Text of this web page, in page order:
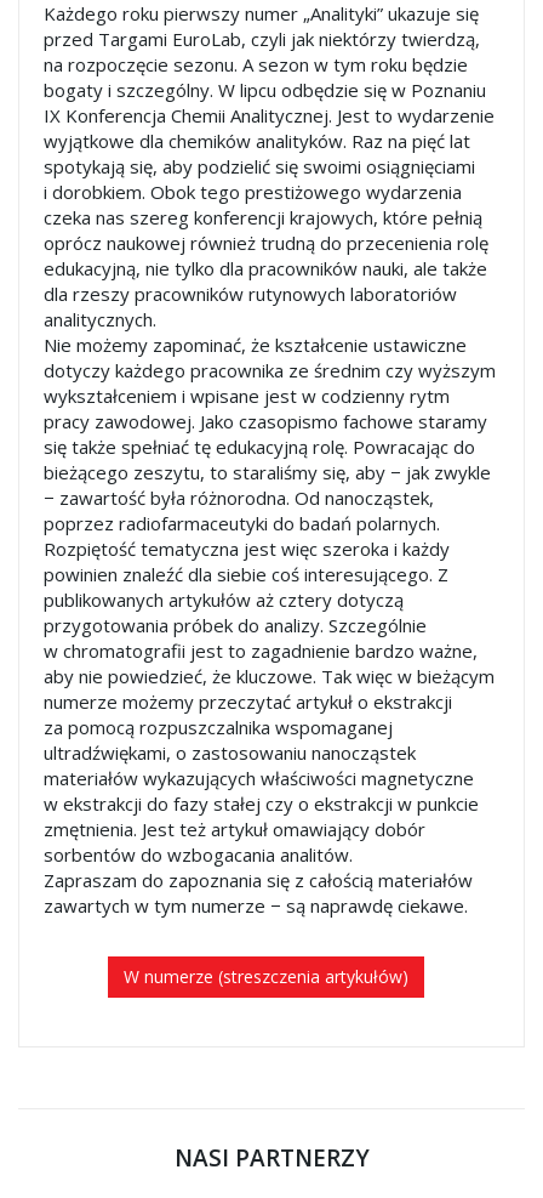
Każdego roku pierwszy numer „Analityki” ukazuje się
przed Targami EuroLab, czyli jak niektórzy twierdzą,
na rozpoczęcie sezonu. A sezon w tym roku będzie
bogaty i szczególny. W lipcu odbędzie się w Poznaniu
IX Konferencja Chemii Analitycznej. Jest to wydarzenie
wyjątkowe dla chemików analityków. Raz na pięć lat
spotykają się, aby podzielić się swoimi osiągnięciami
i dorobkiem. Obok tego prestiżowego wydarzenia
czeka nas szereg konferencji krajowych, które pełnią
oprócz naukowej również trudną do przecenienia rolę
edukacyjną, nie tylko dla pracowników nauki, ale także
dla rzeszy pracowników rutynowych laboratoriów
analitycznych.
Nie możemy zapominać, że kształcenie ustawiczne
dotyczy każdego pracownika ze średnim czy wyższym
wykształceniem i wpisane jest w codzienny rytm
pracy zawodowej. Jako czasopismo fachowe staramy
się także spełniać tę edukacyjną rolę. Powracając do
bieżącego zeszytu, to staraliśmy się, aby − jak zwykle
− zawartość była różnorodna. Od nanocząstek,
poprzez radiofarmaceutyki do badań polarnych.
Rozpiętość tematyczna jest więc szeroka i każdy
powinien znaleźć dla siebie coś interesującego. Z
publikowanych artykułów aż cztery dotyczą
przygotowania próbek do analizy. Szczególnie
w chromatografii jest to zagadnienie bardzo ważne,
aby nie powiedzieć, że kluczowe. Tak więc w bieżącym
numerze możemy przeczytać artykuł o ekstrakcji
za pomocą rozpuszczalnika wspomaganej
ultradźwiękami, o zastosowaniu nanocząstek
materiałów wykazujących właściwości magnetyczne
w ekstrakcji do fazy stałej czy o ekstrakcji w punkcie
zmętnienia. Jest też artykuł omawiający dobór
sorbentów do wzbogacania analitów.
Zapraszam do zapoznania się z całością materiałów
zawartych w tym numerze − są naprawdę ciekawe.
W numerze (streszczenia artykułów)
NASI PARTNERZY